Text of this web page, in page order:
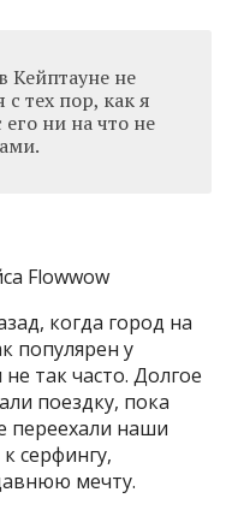
Кейптауне не
с тех пор, как я
ни на что не
Flowwow
когда город на
популярен у
так часто. Долгое
поездку, пока
переехали наши
серфингу,
мечту.